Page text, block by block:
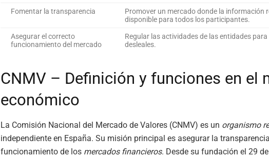
Fomentar la transparencia
Promover un mercado donde la información
disponible para todos los participantes.
Asegurar el correcto
funcionamiento del mercado
Regular las actividades de las entidades
desleales.
CNMV – Definición y funciones en el
económico
La Comisión Nacional del Mercado de Valores (CNMV) es un organismo
independiente en España. Su misión principal es asegurar la
funcionamiento de los mercados financieros. Desde su fundación el 29